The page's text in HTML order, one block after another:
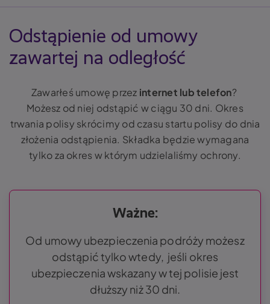
Odstąpienie od umowy
zawartej na odległość
Zawarłeś umowę przez internet lub telefon?
Możesz od niej odstąpić w ciągu 30 dni. Okres
trwania polisy skrócimy od czasu startu polisy do dnia
złożenia odstąpienia. Składka będzie wymagana
tylko za okres w którym udzielaliśmy ochrony.
Ważne:
Od umowy ubezpieczenia podróży możesz
odstąpić tylko wtedy, jeśli okres
ubezpieczenia wskazany w tej polisie jest
dłuższy niż 30 dni.